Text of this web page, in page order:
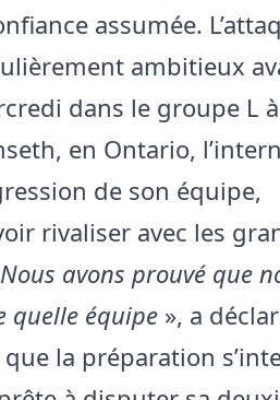
assumée.
ambitieux
dans le groupe L à
en Ontario,
de son équipe,
rivaliser avec les
Nous avons prouvé que
quelle équipe », a
la préparation